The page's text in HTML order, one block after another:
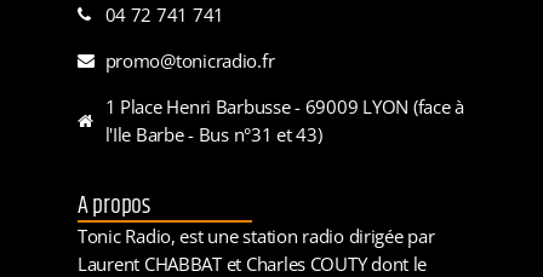
04 72 741 741
promo@tonicradio.fr
1 Place Henri Barbusse - 69009 LYON (face à
l'Ile Barbe - Bus n°31 et 43)
A propos
Tonic Radio, est une station radio dirigée par
Laurent CHABBAT et Charles COUTY dont le